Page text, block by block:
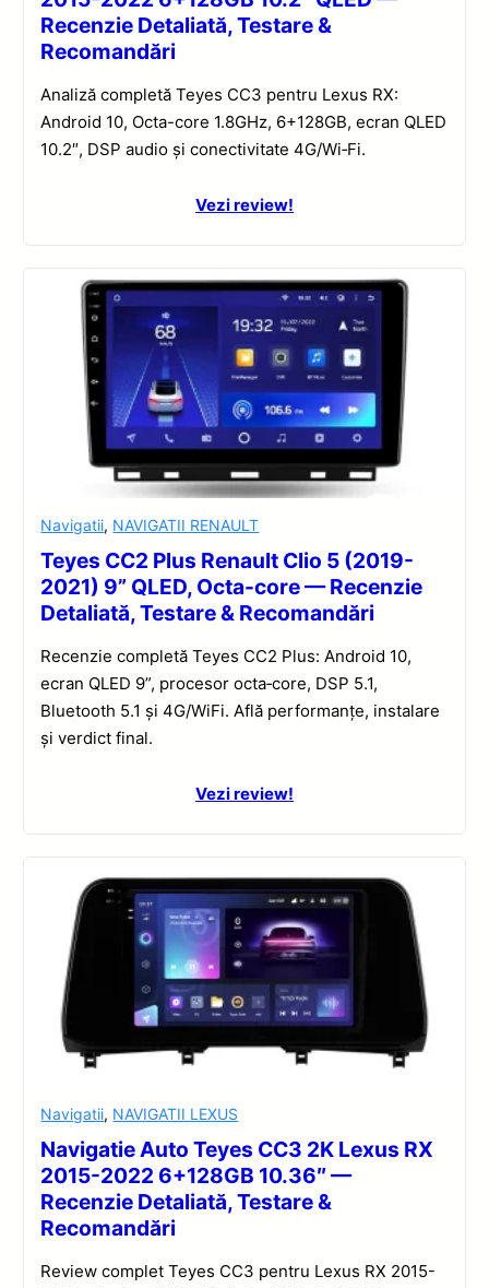
Recenzie Detaliată, Testare &
Recomandări
Analiză completă Teyes CC3 pentru Lexus RX:
Android 10, Octa-core 1.8GHz, 6+128GB, ecran QLED
10.2″, DSP audio și conectivitate 4G/Wi‑Fi.
Vezi review!
Navigatii, NAVIGATII RENAULT
Teyes CC2 Plus Renault Clio 5 (2019-
2021) 9” QLED, Octa-core — Recenzie
Detaliată, Testare & Recomandări
Recenzie completă Teyes CC2 Plus: Android 10,
ecran QLED 9”, procesor octa‑core, DSP 5.1,
Bluetooth 5.1 și 4G/WiFi. Află performanțe, instalare
și verdict final.
Vezi review!
Navigatii, NAVIGATII LEXUS
Navigatie Auto Teyes CC3 2K Lexus RX
2015-2022 6+128GB 10.36″ —
Recenzie Detaliată, Testare &
Recomandări
Review complet Teyes CC3 pentru Lexus RX 2015-